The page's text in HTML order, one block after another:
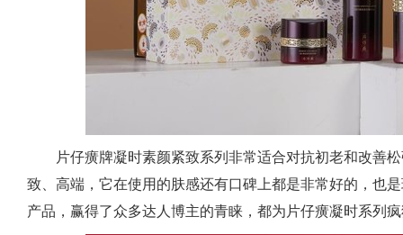
片仔癀牌凝时素颜紧致系列非常适合对抗初老和改善
致、高端，它在使用的肤感还有口碑上都是非常好的，也
产品，赢得了众多达人博主的青睐，都为片仔癀凝时系列